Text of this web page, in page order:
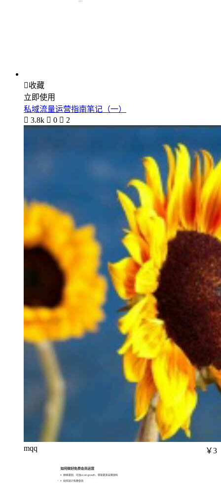
收藏
立即使用
私域流量运营指南笔记（一）
 3.8k  0  2
mqq ￥3